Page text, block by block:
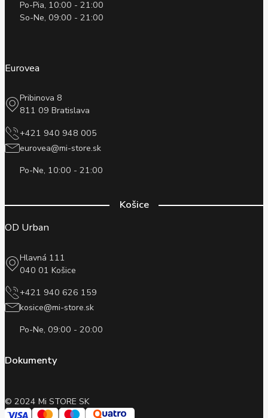
Po-Pia, 10:00 - 21:00
So-Ne, 09:00 - 21:00
Eurovea
Pribinova 8
811 09 Bratislava
+421 940 948 005
eurovea@mi-store.sk
Po-Ne, 10:00 - 21:00
Košice
OD Urban
Hlavná 111
040 01 Košice
+421 940 626 159
kosice@mi-store.sk
Po-Ne, 09:00 - 20:00
Dokumenty
© 2024 Mi STORE SK